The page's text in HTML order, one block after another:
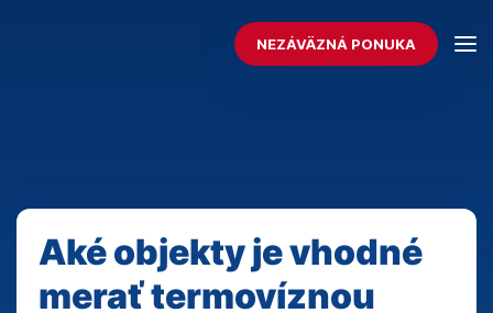
NEZÁVÄZNÁ PONUKA
Aké objekty je vhodné
merať termovíznou